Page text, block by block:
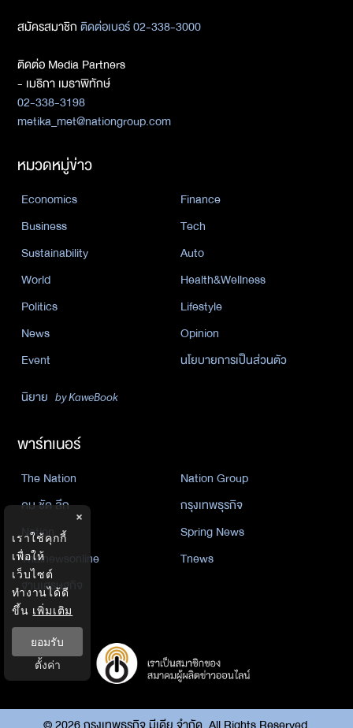
สมัครสมาชิกติดต่อเบอร์ 02-338-3000
ติดต่อ Media Partners
- เมธิกา เมธาพิทักษ์
02-338-3198
metika_met@nationgroup.com
หมวดหมู่ข่าว
Economics
Finance
Business
Tech
Sustainability
Auto
World
Health&Wellness
Politics
Lifestyle
News
Opinion
Event
นโยบายการเป็นส่วนตัว
นิยาย by KaweBook
พาร์ทเนอร์
The Nation
Nation Group
คม ชัด ลึก
กรุงเทพธุรกิจ
Nation
Spring News
Thainewsonline
Tnews
ฐานเศรษฐกิจ
×
เราใช้คุกกี้
เพื่อให้
เว็บไซต์
ทำงานได้ดี
ขึ้น เพิ่มเติม
ยอมรับ
ตั้งค่า